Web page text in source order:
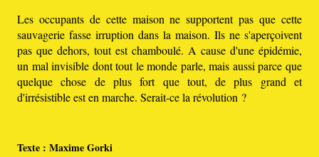
Les occupants de cette maison ne supportent pas que cette
sauvagerie fasse irruption dans la maison. Ils ne s'aperçoivent
pas que dehors, tout est chamboulé. A cause d'une épidémie,
un mal invisible dont tout le monde parle, mais aussi parce que
quelque chose de plus fort que tout, de plus grand et
d'irrésistible est en marche. Serait-ce la révolution ?
Texte : Maxime Gorki